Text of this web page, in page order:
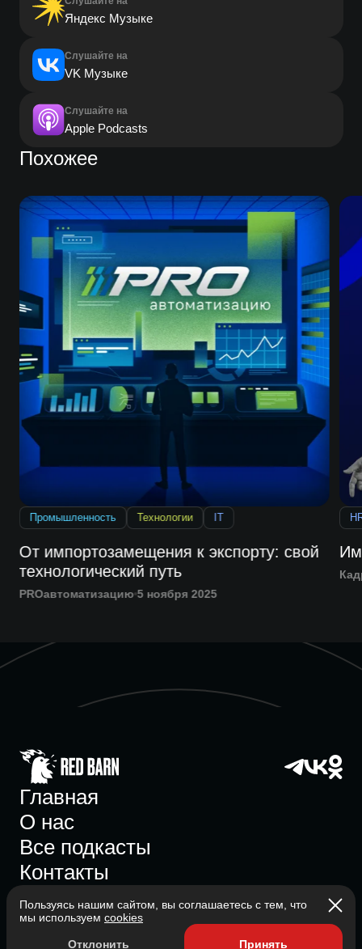
Яндекс Музыке
Слушайте на
VK Музыке
Слушайте на
Apple Podcasts
Похожее
Промышленность Технологии IT
От импортозамещения к экспорту: свой
технологический путь
PROавтоматизацию 5 ноября 2025
Главная
О нас
Все подкасты
Контакты
Пользуясь нашим сайтом, вы соглашаетесь с тем, что
мы используем cookies
Отклонить Принять